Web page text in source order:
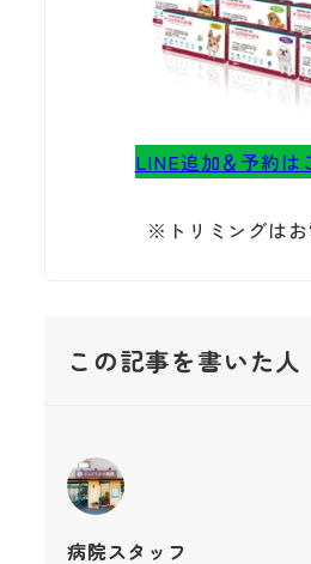
LINE追加＆予約は
※トリミングはお
この記事を書いた人
病院スタッフ